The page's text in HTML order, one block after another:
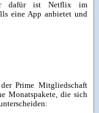
dafür ist Netflix im
eine App anbietet und
Prime Mitgliedschaft
Monatspakete, die sich